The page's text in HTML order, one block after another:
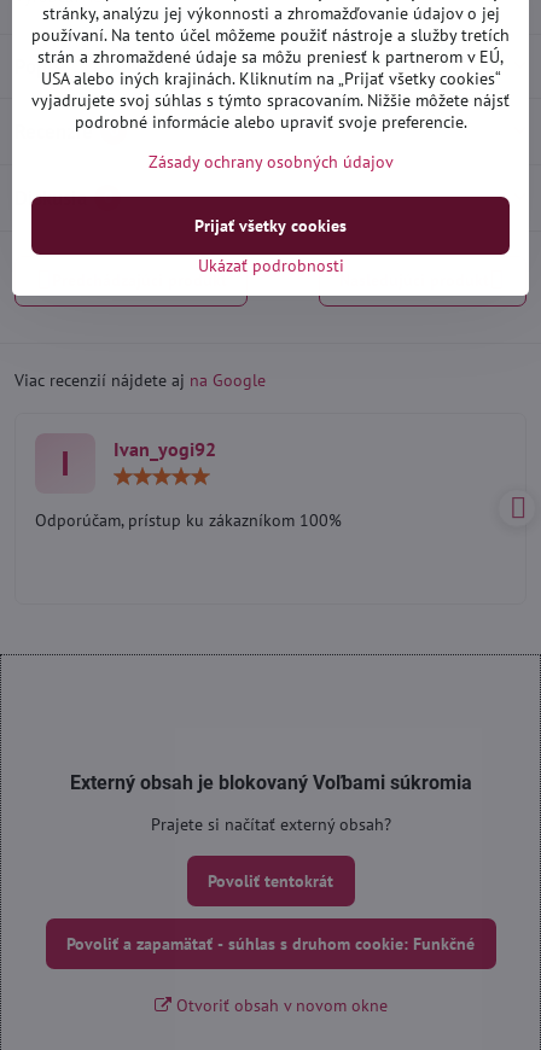
Popis
Recenzie 0
Diskusia 0
Viac recenzií nájdete aj na Google
I Ivan_yogi92
5
Odporúčam, prístup ku zákazníkom 100%
Externý obsah je blokovaný Voľbami súkromia
Prajete si načítať externý obsah?
Povoliť tentokrát
Povoliť a zapamätať - súhlas s druhom cookie: Funkčné
Otvoriť obsah v novom okne
stránky, analýzu jej výkonnosti a zhromažďovanie údajov o jej
používaní. Na tento účel môžeme použiť nástroje a služby tretích
strán a zhromaždené údaje sa môžu preniesť k partnerom v EÚ,
USA alebo iných krajinách. Kliknutím na „Prijať všetky cookies“
vyjadrujete svoj súhlas s týmto spracovaním. Nižšie môžete nájsť
podrobné informácie alebo upraviť svoje preferencie.
Zásady ochrany osobných údajov
Ukázať podrobnosti
Prijať všetky cookies